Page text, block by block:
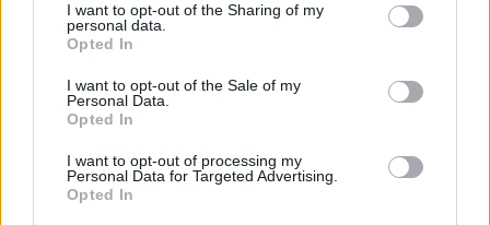
I want to opt-out of the Sharing of my
personal data.
Opted In
I want to opt-out of the Sale of my
Personal Data.
Opted In
I want to opt-out of processing my
Personal Data for Targeted Advertising.
Opted In